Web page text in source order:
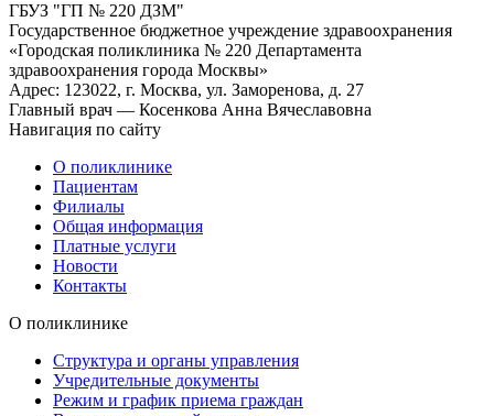
ГБУЗ "ГП № 220 ДЗМ"
Государственное бюджетное учреждение здравоохранения
«Городская поликлиника № 220 Департамента
здравоохранения города Москвы»
Адрес: 123022, г. Москва, ул. Заморенова, д. 27
Главный врач — Косенкова Анна Вячеславовна
Навигация по сайту
О поликлинике
Пациентам
Филиалы
Общая информация
Платные услуги
Новости
Контакты
О поликлинике
Структура и органы управления
Учредительные документы
Режим и график приема граждан